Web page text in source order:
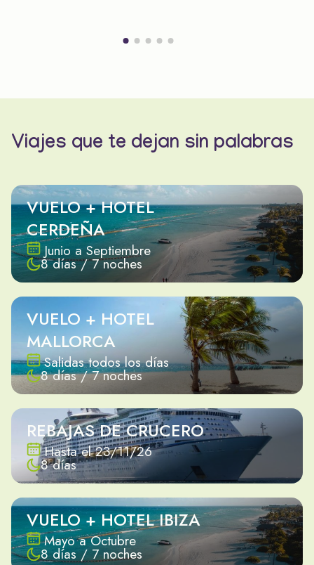
Viajes que te dejan sin palabras
VUELO + HOTEL
CERDEÑA
Junio a Septiembre
8 días / 7 noches
VUELO + HOTEL
MALLORCA
Salidas todos los días
8 días / 7 noches
REBAJAS DE CRUCERO
Hasta el 23/11/26
8 días
VUELO + HOTEL IBIZA
Mayo a Octubre
8 días / 7 noches